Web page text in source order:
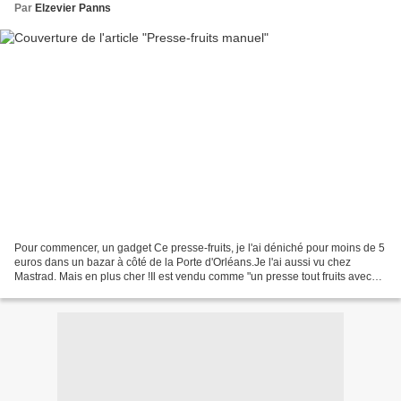
Par Elzevier Panns
Pour commencer, un gadget Ce presse-fruits, je l'ai déniché pour moins de 5
euros dans un bazar à côté de la Porte d'Orléans.Je l'ai aussi vu chez
Mastrad. Mais en plus cher !Il est vendu comme "un presse tout fruits avec